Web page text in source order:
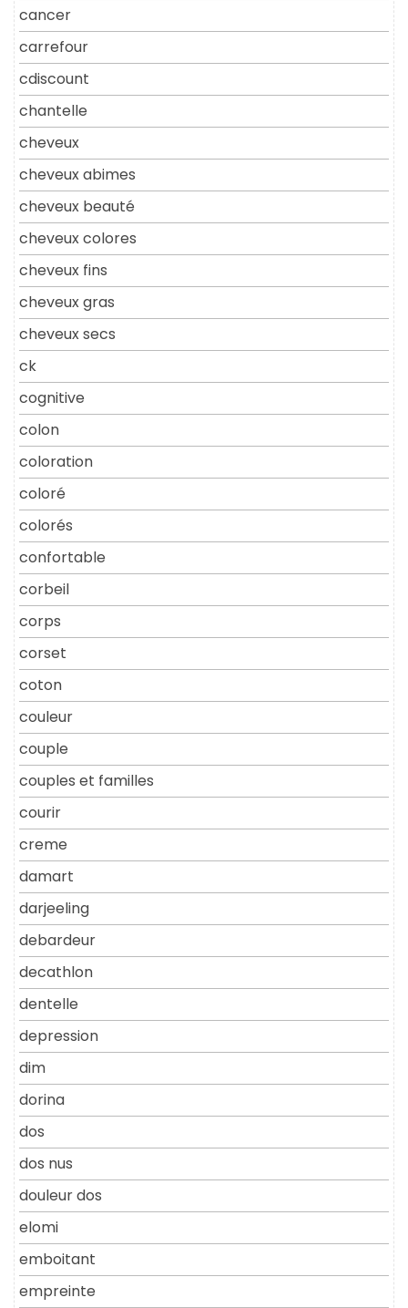
cancer
carrefour
cdiscount
chantelle
cheveux
cheveux abimes
cheveux beauté
cheveux colores
cheveux fins
cheveux gras
cheveux secs
ck
cognitive
colon
coloration
coloré
colorés
confortable
corbeil
corps
corset
coton
couleur
couple
couples et familles
courir
creme
damart
darjeeling
debardeur
decathlon
dentelle
depression
dim
dorina
dos
dos nus
douleur dos
elomi
emboitant
empreinte